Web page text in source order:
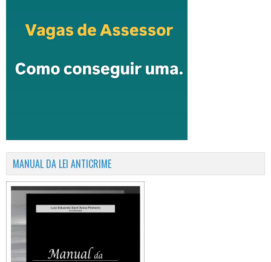
MANUAL DA LEI ANTICRIME